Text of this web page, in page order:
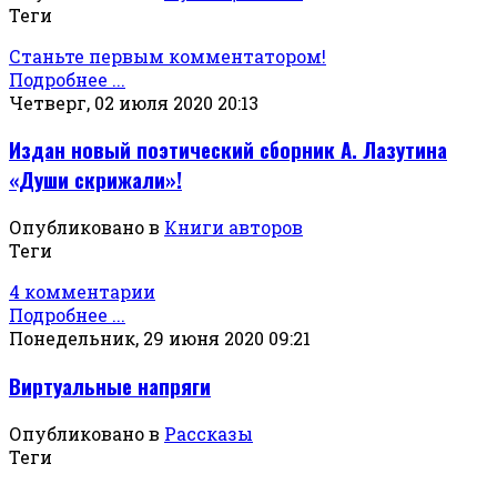
Теги
Станьте первым комментатором!
Подробнее ...
Четверг, 02 июля 2020 20:13
Издан новый поэтический сборник А. Лазутина
«Души скрижали»!
Опубликовано в Книги авторов
Теги
4 комментарии
Подробнее ...
Понедельник, 29 июня 2020 09:21
Виртуальные напряги
Опубликовано в Рассказы
Теги